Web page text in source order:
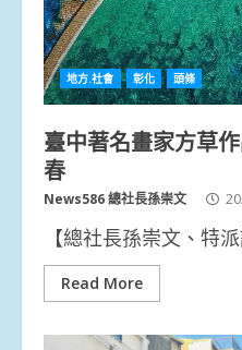
地方.社會 彰化 頭條
臺中著名畫家方草
春
News586 總社長孫崇文
【總社長孫崇文、特
Read More